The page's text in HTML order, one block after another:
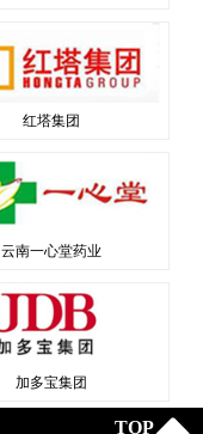
红塔集团
云南一心堂药业
加多宝集团
TOP